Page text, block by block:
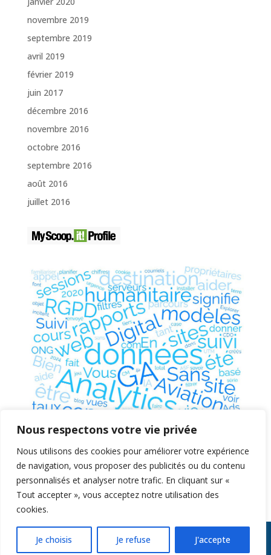
Nous respectons votre vie privée
Nous utilisons des cookies pour améliorer votre expérience
de navigation, vous proposer des publicités ou du contenu
personnalisés et analyser notre trafic. En cliquant sur «
Tout accepter », vous acceptez notre utilisation des
cookies.
Je choisis Je refuse J'accepte
novembre 2019
septembre 2019
avril 2019
février 2019
juin 2017
décembre 2016
novembre 2016
octobre 2016
septembre 2016
août 2016
juillet 2016
Copyright © 2026 pascal-wisniewski.com | Digitale Attitude